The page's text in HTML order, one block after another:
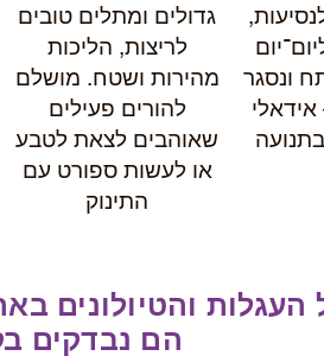
ונסגר
גדולים ומתלים טובים
לריצות, הליכות
מהירות ושטח. מושלם
להורים פעילים
שאוהבים לצאת לטבע
או לעשות ספורט עם
התינוק
העגלות והטיולונים
הם נבדקים